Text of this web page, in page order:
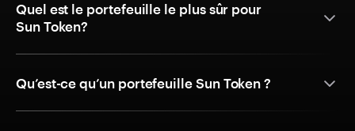
Quel est le portefeuille le plus sûr pour
Sun Token?
Qu’est-ce qu’un portefeuille Sun Token ?